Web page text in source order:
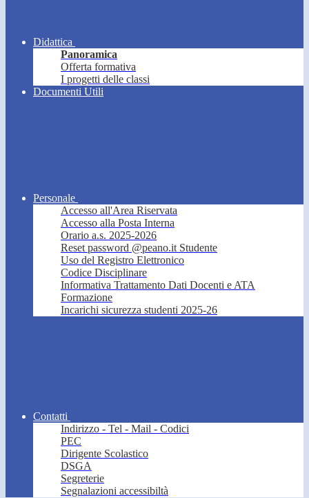
Didattica
Panoramica
Offerta formativa
I progetti delle classi
Documenti Utili
Personale
Accesso all'Area Riservata
Accesso alla Posta Interna
Orario a.s. 2025-2026
Reset password @peano.it Studente
Uso del Registro Elettronico
Codice Disciplinare
Informativa Trattamento Dati Docenti e ATA
Formazione
Incarichi sicurezza studenti 2025-26
Contatti
Indirizzo - Tel - Mail - Codici
PEC
Dirigente Scolastico
DSGA
Segreterie
Segnalazioni accessibiltà